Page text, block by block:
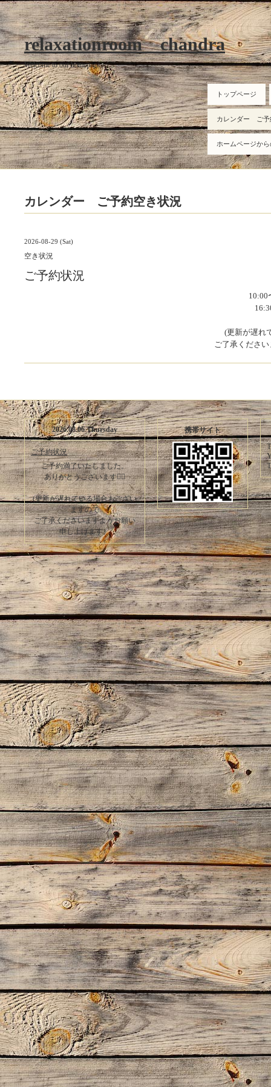
relaxationroom chandra
Welcome to our homepage
トップページ
カレンダー ご予
ホームページか
カレンダー ご予約空き状況
2026-08-29 (Sat)
空き状況
ご予約状況
10:00
(更新が遅れ
ご了承くださ
2026.08.06 Thursday
ご予約状況
ご予約満了いたしました。
ありがとうございます🙇‍♀️
(更新が遅れている場合もござい
ますので
ご了承くださいますようお願い
申し上げます）
携帯サイト